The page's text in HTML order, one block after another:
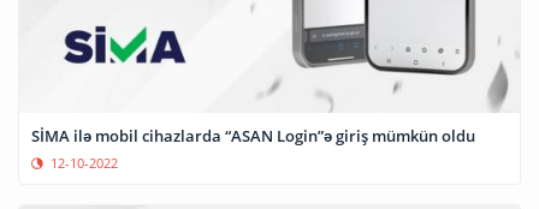
SİMA ilə mobil cihazlarda “ASAN Login”ə giriş mümkün oldu
12-10-2022